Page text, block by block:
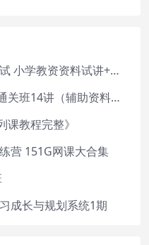
2021年教师资格证统考面试 小学教资资料试讲+答辩
中小学美术面试说课试讲通关班14讲（辅助资料第一套）
教程完整》
营 151G网课大合集
成长与规划系统1期